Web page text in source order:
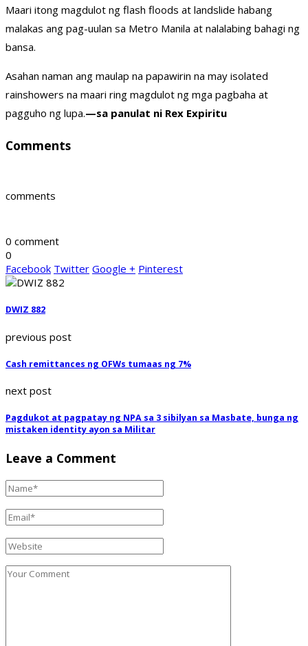
Maari itong magdulot ng flash floods at landslide habang
malakas ang pag-uulan sa Metro Manila at nalalabing bahagi ng
bansa.
Asahan naman ang maulap na papawirin na may isolated
rainshowers na maari ring magdulot ng mga pagbaha at
pagguho ng lupa.—sa panulat ni Rex Expiritu
Comments
comments
0 comment
0
Facebook Twitter Google + Pinterest
DWIZ 882
previous post
Cash remittances ng OFWs tumaas ng 7%
next post
Pagdukot at pagpatay ng NPA sa 3 sibilyan sa Masbate, bunga ng
mistaken identity ayon sa Militar
Leave a Comment